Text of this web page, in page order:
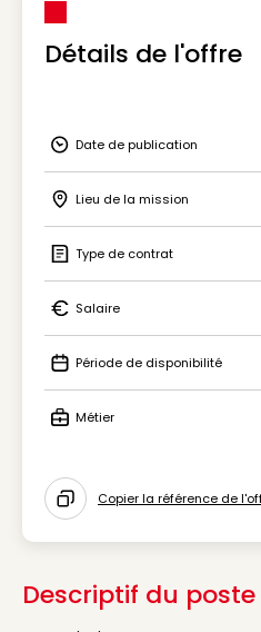
Détails de l'offre
Icon Date de publication
Date de publication
Icon Lieu de la mission
Lieu de la mission
Icon Type de contrat
Type de contrat
Icon Salaire
Salaire
Icon Période de
Période de disponibilité
Métier
Icon copy to clipboard
Copier la référence de
Descriptif du poste